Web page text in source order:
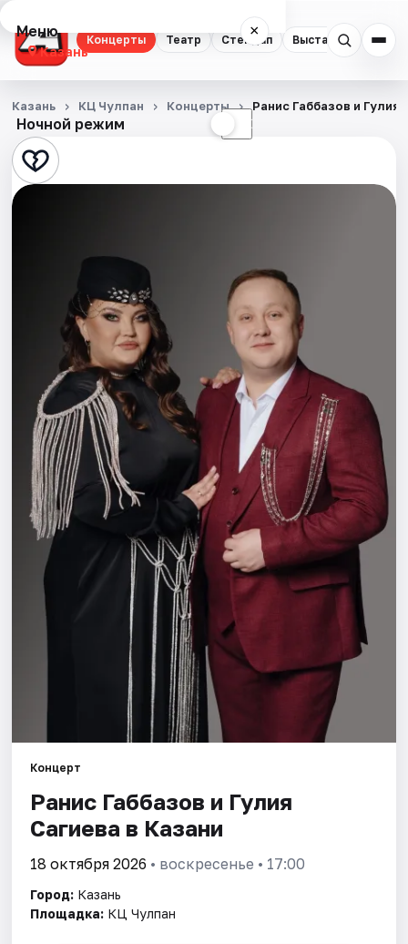
Концерты Театр Стендап Выставки
Меню ×
Казань
Концерты
Театр
Стендап
Экскурсии
События
Города
Площадки
Артисты
Рейтинги
Ночной режим ☾
Казань КЦ Чулпан Концерты Ранис Габбазов и Гулия
Концерт
Ранис Габбазов и Гулия
Сагиева в Казани
18 октября 2026 • воскресенье • 17:00
Город: Казань
Площадка: КЦ Чулпан